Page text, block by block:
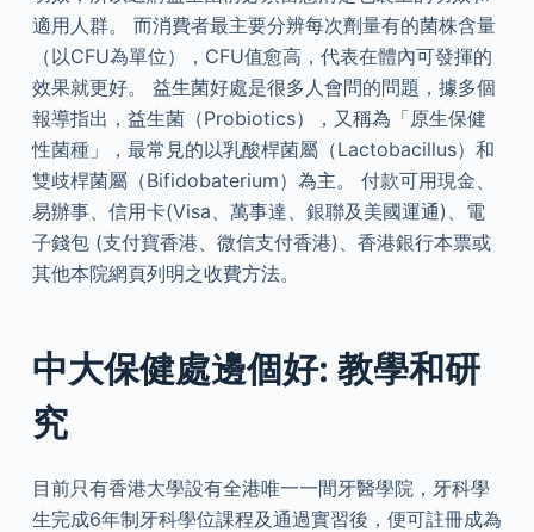
適用人群。 而消費者最主要分辨每次劑量有的菌株含量
（以CFU為單位），CFU值愈高，代表在體內可發揮的
效果就更好。 益生菌好處是很多人會問的問題，據多個
報導指出，益生菌（Probiotics），又稱為「原生保健
性菌種」，最常見的以乳酸桿菌屬（Lactobacillus）和
雙歧桿菌屬（Bifidobaterium）為主。 付款可用現金、
易辦事、信用卡(Visa、萬事達、銀聯及美國運通)、電
子錢包 (支付寶香港、微信支付香港)、香港銀行本票或
其他本院網頁列明之收費方法。
中大保健處邊個好: 教學和研
究
目前只有香港大學設有全港唯一一間牙醫學院，牙科學
生完成6年制牙科學位課程及通過實習後，便可註冊成為